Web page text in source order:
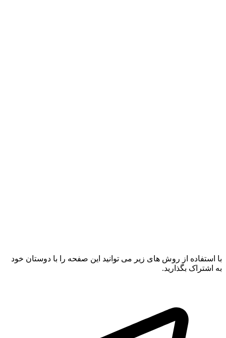
با استفاده از روش های زیر می توانید این صفحه را با دوستان خود
به اشتراک بگذارید.